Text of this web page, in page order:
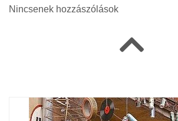
Nincsenek hozzászólások